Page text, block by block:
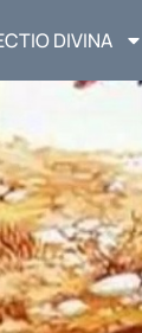
DIVINA